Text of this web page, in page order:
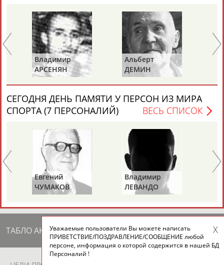
АБДРАХМАНОВАБДРАХМАНОВА АБДУВАЛИЕВ
АБДУЛАЕВ
Рамазан
АБДУЛАЕВ
Тагир
АБДУЛАЕВ
Камиль
АБДУЛАЗИЗОВ
Загалав
АБДУЛБЕКОВ
АБДУЛДАУДОВ
АБДУЛЖАЛИЛОВ АБДУЛКАГИРОВАБДУЛЛАЕВ
24 персон из 13181
ЕЩЁ ПЕРСОНЫ
ТАБЛО АКТИВНОСТИ
Владимир
АРСЕНЯН
Альберт
ДЕМИН
СЕГОДНЯ ДЕНЬ ПАМЯТИ У ПЕРСОН ИЗ МИРА
СПОРТА (7 ПЕРСОНАЛИЙ)
ВЕСЬ СПИСОК
Евгений
ЧУМАКОВ
Владимир
ЛЕВАНДО
Уважаемые пользователи Вы можете написать
ПРИВЕТСТВИЕ/ПОЗДРАВЛЕНИЕ/СООБЩЕНИЕ любой
персоне, информация о которой содержится в нашей БД
Персоналий !